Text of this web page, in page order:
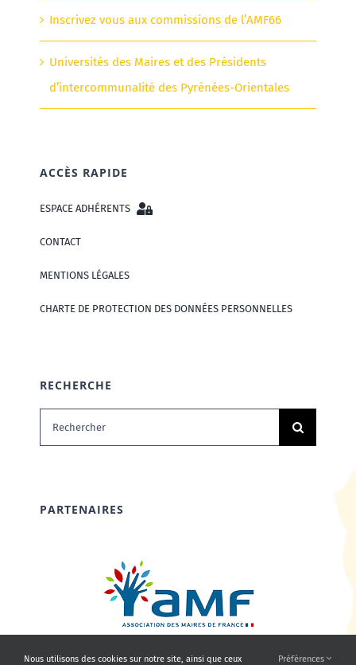
Inscrivez vous aux commissions de l’AMF66
Universités des Maires et des Présidents
d’intercommunalité des Pyrénées-Orientales
ACCÈS RAPIDE
ESPACE ADHÉRENTS
CONTACT
MENTIONS LÉGALES
CHARTE DE PROTECTION DES DONNÉES PERSONNELLES
RECHERCHE
Rechercher:
PARTENAIRES
Nous utilisons des cookies sur notre site, ainsi que ceux Préférences